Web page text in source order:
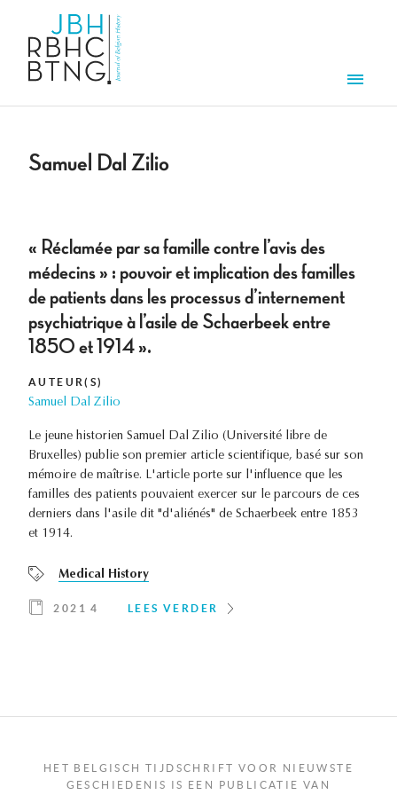
Samuel Dal Zilio
« Réclamée par sa famille contre l’avis des
médecins » : pouvoir et implication des familles
de patients dans les processus d’internement
psychiatrique à l’asile de Schaerbeek entre
1850 et 1914 ».
AUTEUR(S)
Samuel Dal Zilio
Le jeune historien Samuel Dal Zilio (Université libre de
Bruxelles) publie son premier article scientifique, basé sur son
mémoire de maîtrise. L'article porte sur l'influence que les
familles des patients pouvaient exercer sur le parcours de ces
derniers dans l'asile dit "d'aliénés" de Schaerbeek entre 1853
et 1914.
Medical History
2021 4 LEES VERDER
HET BELGISCH TIJDSCHRIFT VOOR NIEUWSTE
GESCHIEDENIS IS EEN PUBLICATIE VAN